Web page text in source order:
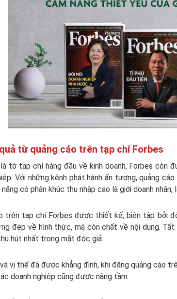
từ quảng cáo trên tạp chí Forbes
là tờ tạp chí hàng đầu về kinh doanh, Forbes
Với những kênh phát hành ấn tượng, quảng
có phân khúc thu nhập cao là giới doanh nhân,
trên tạp chí Forbes được thiết kế, biên tập bởi
đẹp về hình thức, mà còn chất về nội dung.
hút nhất trong mắt độc giả.
vị thế đã được khẳng định, khi đăng quảng cáo
doanh nghiệp cũng được nâng tầm.